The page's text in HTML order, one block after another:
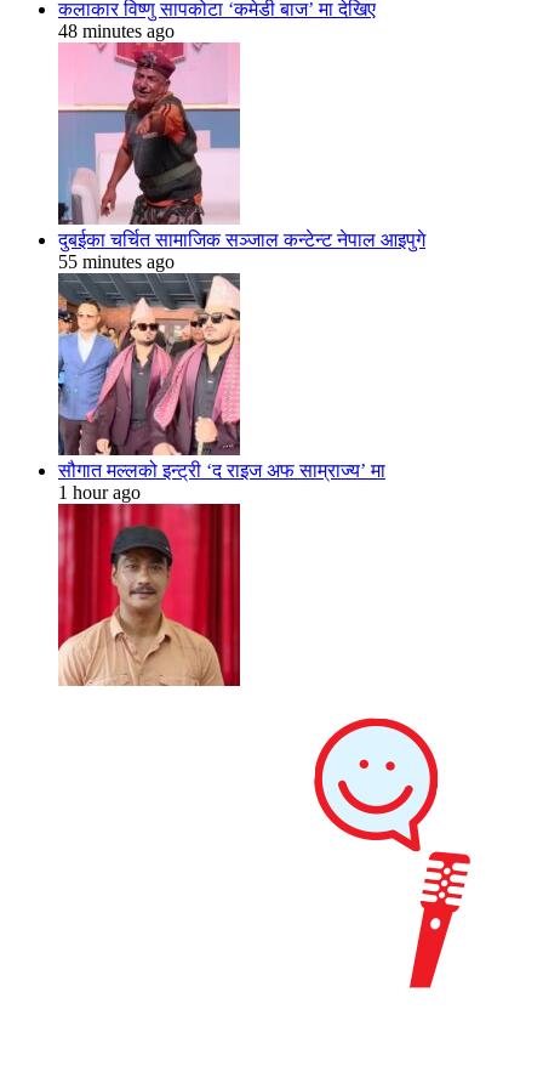
कलाकार विष्णु सापकोटा ‘कमेडी बाज’ मा देखिए
48 minutes ago
दुबईका चर्चित सामाजिक सञ्जाल कन्टेन्ट नेपाल आइपुगे
55 minutes ago
सौगात मल्लको इन्ट्री ‘द राइज अफ साम्राज्य’ मा
1 hour ago